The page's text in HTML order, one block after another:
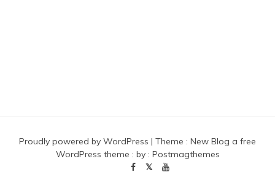
Proudly powered by WordPress | Theme : New Blog a free
WordPress theme : by : Postmagthemes